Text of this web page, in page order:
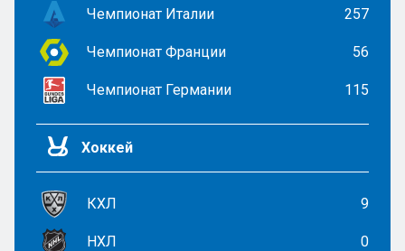
Чемпионат Италии 257
Чемпионат Франции 56
Чемпионат Германии 115
Хоккей
КХЛ 9
НХЛ 0